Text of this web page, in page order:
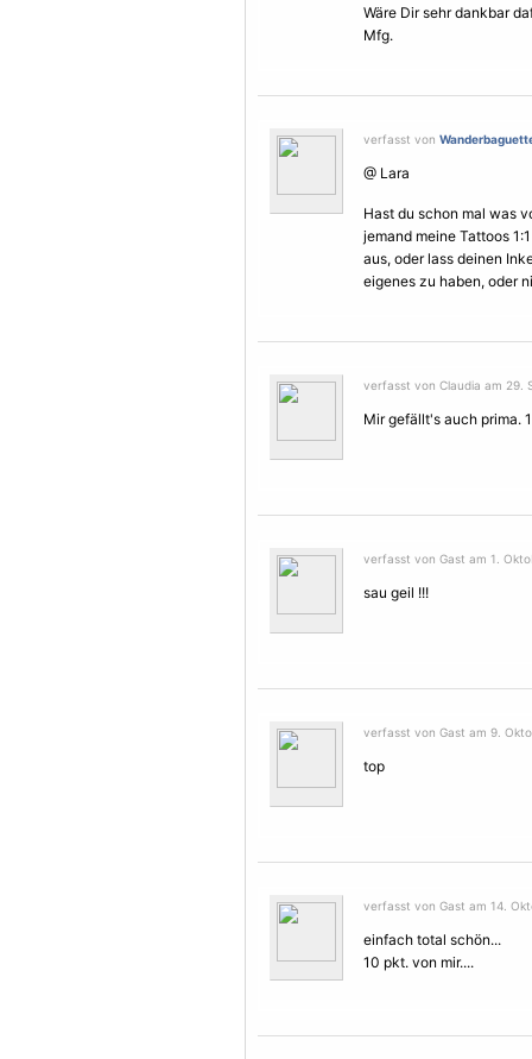
Wäre Dir sehr dankbar
Mfg.
verfasst von
@ Lara
Hast du schon mal was
jemand meine Tattoos
aus, oder lass deinen
eigenes zu haben, oder
verfasst von Claudia am 29.
Mir gefällt's auch prima.
verfasst von Gast am 1.
sau geil !!!
verfasst von Gast am 9.
top
verfasst von Gast am 14.
einfach total schön...
10 pkt. von mir....